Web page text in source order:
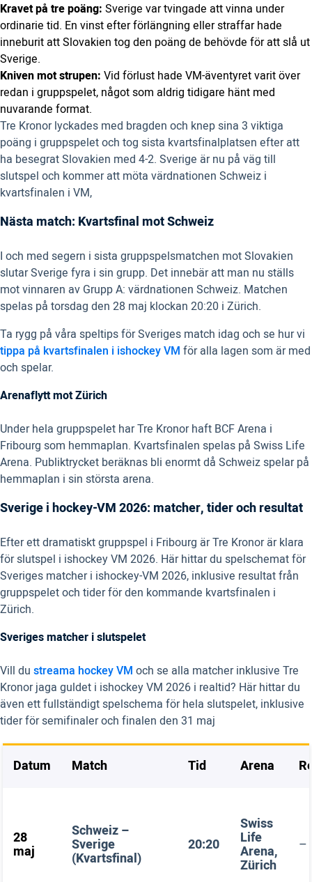
Kravet på tre poäng: Sverige var tvingade att vinna under
ordinarie tid. En vinst efter förlängning eller straffar hade
inneburit att Slovakien tog den poäng de behövde för att slå ut
Sverige.
Kniven mot strupen: Vid förlust hade VM-äventyret varit över
redan i gruppspelet, något som aldrig tidigare hänt med
nuvarande format.
Tre Kronor lyckades med bragden och knep sina 3 viktiga
poäng i gruppspelet och tog sista kvartsfinalplatsen efter att
ha besegrat Slovakien med 4-2. Sverige är nu på väg till
slutspel och kommer att möta värdnationen Schweiz i
kvartsfinalen i VM,
Nästa match: Kvartsfinal mot Schweiz
I och med segern i sista gruppspelsmatchen mot Slovakien
slutar Sverige fyra i sin grupp. Det innebär att man nu ställs
mot vinnaren av Grupp A: värdnationen Schweiz. Matchen
spelas på torsdag den 28 maj klockan 20:20 i Zürich.
Ta rygg på våra speltips för Sveriges match idag och se hur vi
tippa på kvartsfinalen i ishockey VM för alla lagen som är med
och spelar.
Arenaflytt mot Zürich
Under hela gruppspelet har Tre Kronor haft BCF Arena i
Fribourg som hemmaplan. Kvartsfinalen spelas på Swiss Life
Arena. Publiktrycket beräknas bli enormt då Schweiz spelar på
hemmaplan i sin största arena.
Sverige i hockey-VM 2026: matcher, tider och resultat
Efter ett dramatiskt gruppspel i Fribourg är Tre Kronor är klara
för slutspel i ishockey VM 2026. Här hittar du spelschemat för
Sveriges matcher i ishockey-VM 2026, inklusive resultat från
gruppspelet och tider för den kommande kvartsfinalen i
Zürich.
Sveriges matcher i slutspelet
Vill du streama hockey VM och se alla matcher inklusive Tre
Kronor jaga guldet i ishockey VM 2026 i realtid? Här hittar du
även ett fullständigt spelschema för hela slutspelet, inklusive
tider för semifinaler och finalen den 31 maj
Datum Match Tid Arena
28
maj
Schweiz –
Sverige
(Kvartsfinal)
20:20
Swiss
Life
Arena,
Zürich
–